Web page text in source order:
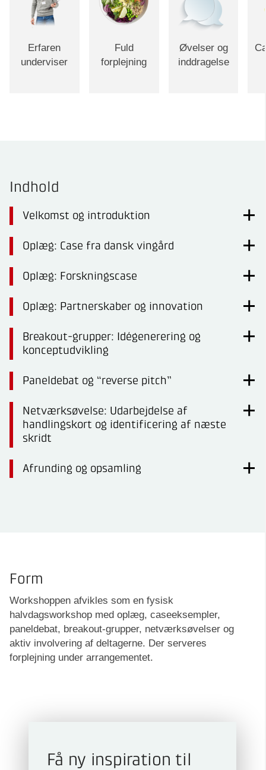
Erfaren
underviser
Fuld
forplejning
Øvelser og
inddragelse
Indhold
Velkomst og introduktion
Oplæg: Case fra dansk vingård
Oplæg: Forskningscase
Oplæg: Partnerskaber og innovation
Breakout-grupper: Idégenerering og
konceptudvikling
Paneldebat og “reverse pitch”
Netværksøvelse: Udarbejdelse af
handlingskort og identificering af næste
skridt
Afrunding og opsamling
Form
Workshoppen afvikles som en fysisk
halvdagsworkshop med oplæg, caseeksempler,
paneldebat, breakout-grupper, netværksøvelser og
aktiv involvering af deltagerne. Der serveres
forplejning under arrangementet.
Få ny inspiration til